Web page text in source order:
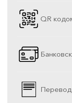
QR
Перевод